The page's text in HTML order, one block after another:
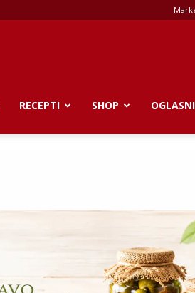
RECEPTI SHOP